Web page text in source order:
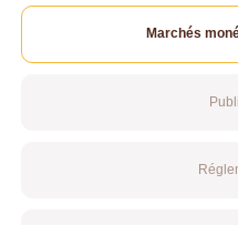
Marchés